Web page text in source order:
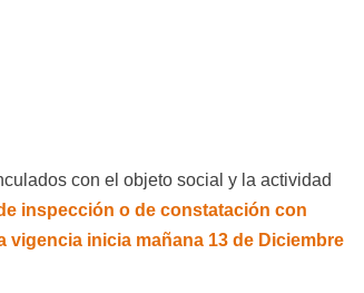
con el objeto social y la actividad
inspección o de constatación con
inicia mañana 13 de Diciembre